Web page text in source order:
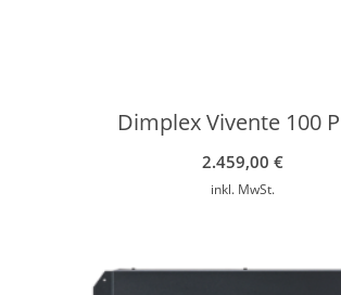
Dimplex Vivente 100
2.459,00€
inkl. MwSt.